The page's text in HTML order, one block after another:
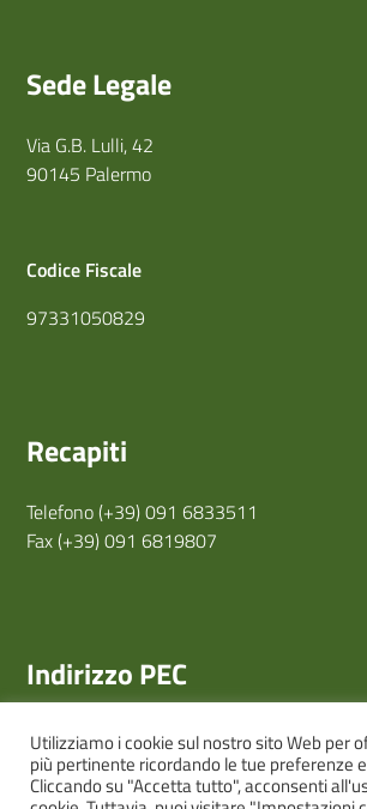
Sede Legale
Via G.B. Lulli, 42
90145 Palermo
Codice Fiscale
97331050829
Recapiti
Telefono (+39) 091 6833511
Fax (+39) 091 6819807
Indirizzo PEC
Utilizziamo i cookie sul nostro sito Web per
più pertinente ricordando le tue preferenze
Cliccando su "Accetta tutto", acconsenti